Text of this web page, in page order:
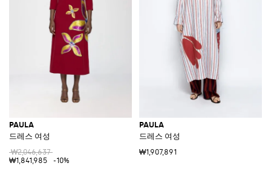
PAULA
드레스 여성
₩2,046,637
₩1,841,985
-10%
PAULA
드레스 여성
₩1,907,891